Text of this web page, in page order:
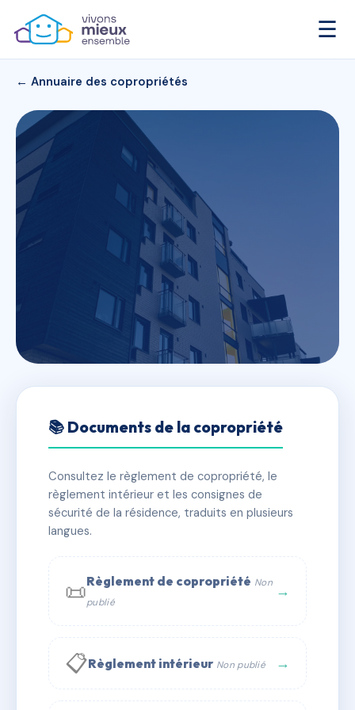
☰
← Annuaire des copropriétés
L'ECRIN
✓ Immatriculée 🏠 24 lots 🏗 2 bâtiment(s)
📞 Contacter Syndic Digital
📚 Documents de la copropriété
Consultez le règlement de copropriété, le
règlement intérieur et les consignes de
sécurité de la résidence, traduits en plusieurs
langues.
📜Règlement de copropriété Non
publié
→
📋Règlement intérieur Non publié →